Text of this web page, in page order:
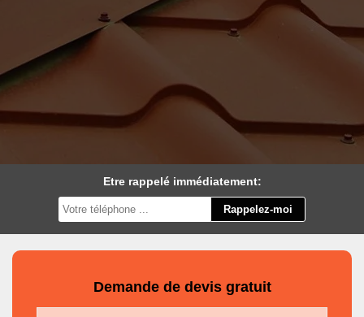
Etre rappelé immédiatement:
Demande de devis gratuit